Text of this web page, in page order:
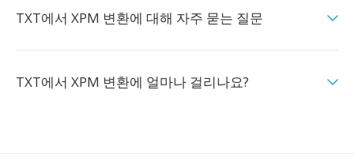
TXT에서 XPM 변환에 대해 자주 묻는 질문
TXT에서 XPM 변환에 얼마나 걸리나요?